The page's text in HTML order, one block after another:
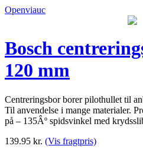
Openviauc
Bosch
120 mm
Centreringsbor borer pilothullet til
Til anvendelse i mange materialer.
på – 135Âº spidsvinkel med
139.95 kr. (Vis fragtpris)